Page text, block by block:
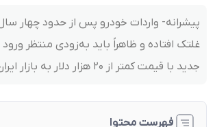
پیشرانه- واردات خودرو پس از حدود چهار
غلتک افتاده و ظاهراً باید به‌زودی منتظر
جدید با قیمت کمتر از ۲۰ هزار دلار به بازار ایران باشیم.
فهرست محتوا